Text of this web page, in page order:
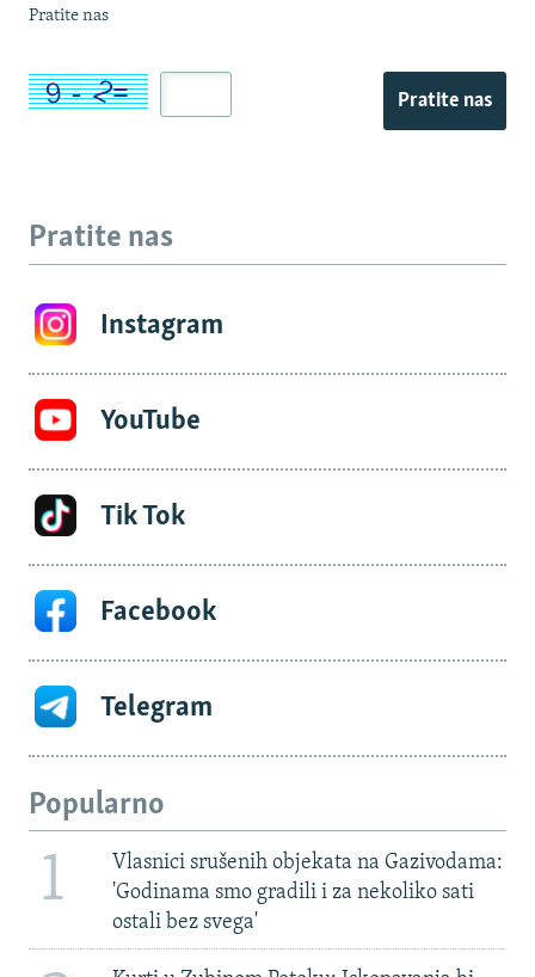
Pratite nas
Pratite nas
Pratite nas
Instagram
YouTube
Tik Tok
Facebook
Telegram
Popularno
1
Vlasnici srušenih objekata na Gazivodama:
'Godinama smo gradili i za nekoliko sati
ostali bez svega'